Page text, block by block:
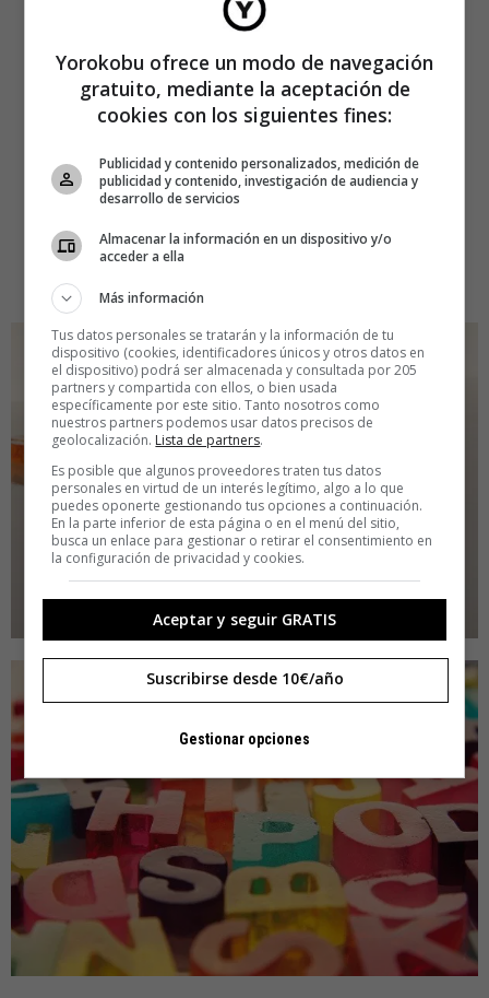
Yorokobu ofrece un modo de navegación
gratuito, mediante la aceptación de
cookies con los siguientes fines:
Publicidad y contenido personalizados, medición de
publicidad y contenido, investigación de audiencia y
desarrollo de servicios
Almacenar la información en un dispositivo y/o
acceder a ella
Más información
Tus datos personales se tratarán y la información de tu
dispositivo (cookies, identificadores únicos y otros datos en
el dispositivo) podrá ser almacenada y consultada por 205
partners y compartida con ellos, o bien usada
específicamente por este sitio. Tanto nosotros como
nuestros partners podemos usar datos precisos de
geolocalización. Lista de partners.
Es posible que algunos proveedores traten tus datos
personales en virtud de un interés legítimo, algo a lo que
puedes oponerte gestionando tus opciones a continuación.
En la parte inferior de esta página o en el menú del sitio,
busca un enlace para gestionar o retirar el consentimiento en
la configuración de privacidad y cookies.
Aceptar y seguir GRATIS
Suscribirse desde 10€/año
Gestionar opciones